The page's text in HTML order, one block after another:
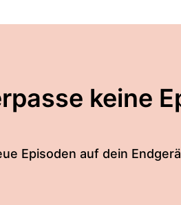
keine
Episoden auf dein